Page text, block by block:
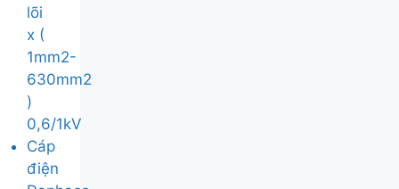
lõi
x (
1mm2-
630mm2
)
0,6/1kV
Cáp
điện